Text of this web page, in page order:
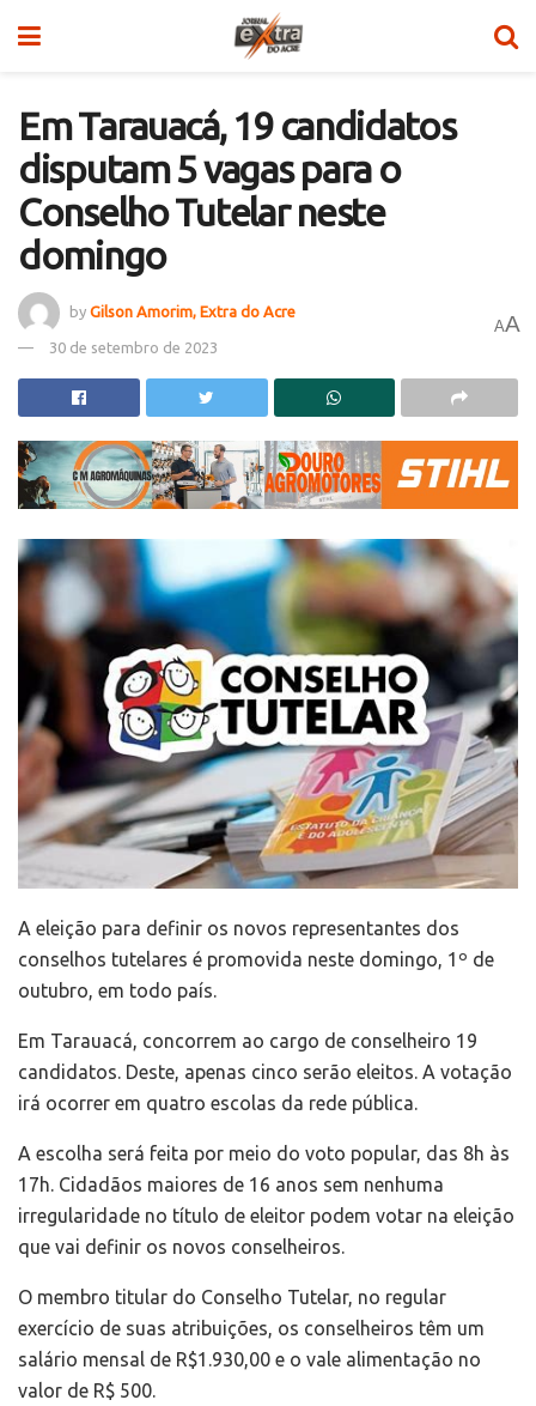
Em Tarauacá, 19 candidatos
disputam 5 vagas para o
Conselho Tutelar neste
domingo
by Gilson Amorim, Extra do Acre
30 de setembro de 2023
AA
A eleição para definir os novos representantes dos
conselhos tutelares é promovida neste domingo, 1º de
outubro, em todo país.
Em Tarauacá, concorrem ao cargo de conselheiro 19
candidatos. Deste, apenas cinco serão eleitos. A votação
irá ocorrer em quatro escolas da rede pública.
A escolha será feita por meio do voto popular, das 8h às
17h. Cidadãos maiores de 16 anos sem nenhuma
irregularidade no título de eleitor podem votar na eleição
que vai definir os novos conselheiros.
O membro titular do Conselho Tutelar, no regular
exercício de suas atribuições, os conselheiros têm um
salário mensal de R$1.930,00 e o vale alimentação no
valor de R$ 500.